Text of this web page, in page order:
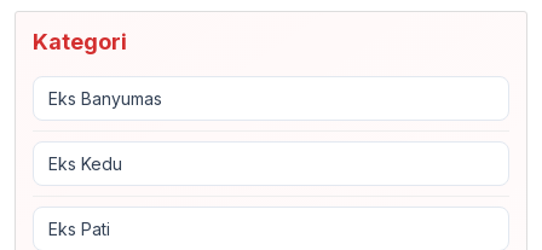
Kategori
Eks Banyumas
Eks Kedu
Eks Pati